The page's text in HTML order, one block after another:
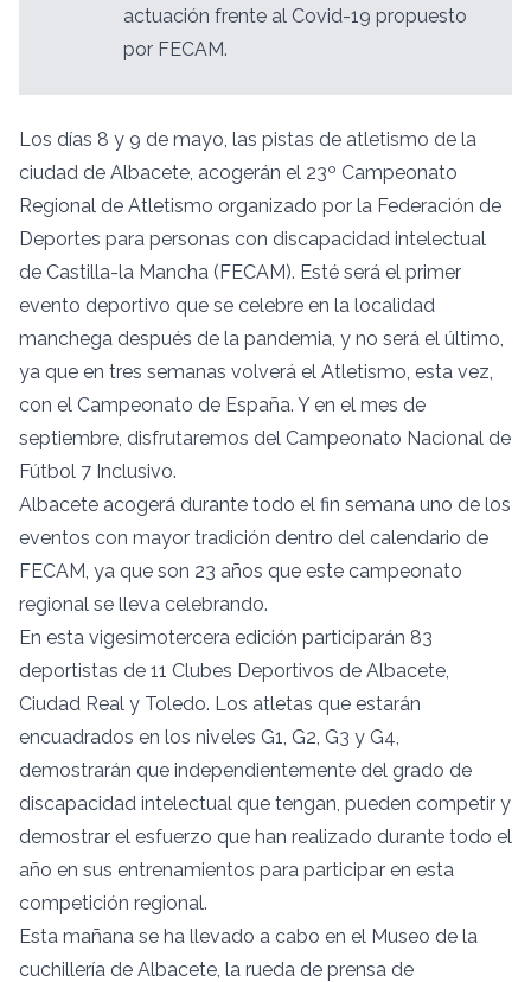
actuación frente al Covid-19 propuesto
por FECAM.
Los días 8 y 9 de mayo, las pistas de atletismo de la
ciudad de Albacete, acogerán el 23º Campeonato
Regional de Atletismo organizado por la Federación de
Deportes para personas con discapacidad intelectual
de Castilla-la Mancha (FECAM). Esté será el primer
evento deportivo que se celebre en la localidad
manchega después de la pandemia, y no será el último,
ya que en tres semanas volverá el Atletismo, esta vez,
con el Campeonato de España. Y en el mes de
septiembre, disfrutaremos del Campeonato Nacional de
Fútbol 7 Inclusivo.
Albacete acogerá durante todo el fin semana uno de los
eventos con mayor tradición dentro del calendario de
FECAM, ya que son 23 años que este campeonato
regional se lleva celebrando.
En esta vigesimotercera edición participarán 83
deportistas de 11 Clubes Deportivos de Albacete,
Ciudad Real y Toledo. Los atletas que estarán
encuadrados en los niveles G1, G2, G3 y G4,
demostrarán que independientemente del grado de
discapacidad intelectual que tengan, pueden competir y
demostrar el esfuerzo que han realizado durante todo el
año en sus entrenamientos para participar en esta
competición regional.
Esta mañana se ha llevado a cabo en el Museo de la
cuchillería de Albacete, la rueda de prensa de